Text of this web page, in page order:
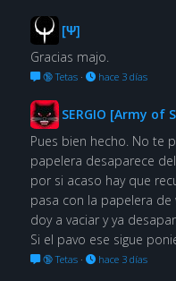
[Ψ]
Gracias majo.
🔞 Tetas· hace 3 días
SERGIO [Army of
Pues bien hecho. No te
papelera desaparece
por si acaso hay que
pasa con la papelera de
doy a vaciar y ya
Si el pavo ese sigue
🔞 Tetas· hace 3 días